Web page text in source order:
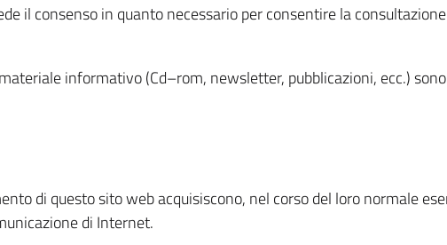
il consenso in quanto necessario per consentire la
informativo (Cd–rom, newsletter, pubblicazioni, ecc.)
di questo sito web acquisiscono, nel corso del loro normale
di Internet.